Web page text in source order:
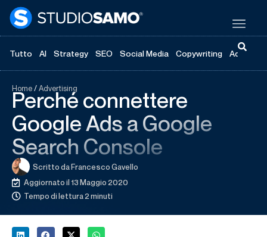
Tutto AI Strategy SEO Social Media Copywriting
Home/Advertising
Perché connettere
Google Ads a Google
Search Console
Scritto daFrancesco Gavello
Aggiornato il 13 Maggio 2020
Tempo di lettura 2 minuti